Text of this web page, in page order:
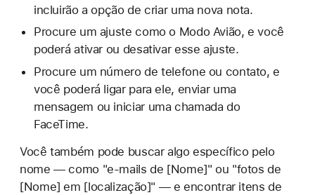
incluirão a opção de criar uma nova nota.
Procure um ajuste como o Modo Avião, e você
poderá ativar ou desativar esse ajuste.
Procure um número de telefone ou contato, e
você poderá ligar para ele, enviar uma
mensagem ou iniciar uma chamada do
FaceTime.
Você também pode buscar algo específico pelo
nome — como "e-mails de [Nome]" ou "fotos de
[Nome] em [localização]" — e encontrar itens de